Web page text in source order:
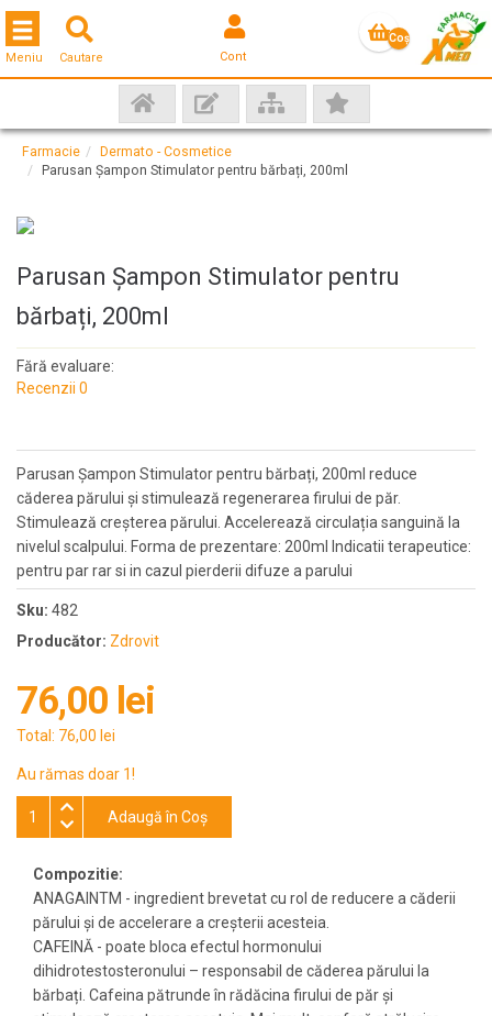
Cautare Cont
Coş
Toggle navigation
Meniu
Farmacie
Dermato - Cosmetice
Parusan Șampon Stimulator pentru bărbați, 200ml
Parusan Șampon Stimulator pentru
bărbați, 200ml
Fără evaluare:
Recenzii 0
Parusan Șampon Stimulator pentru bărbați, 200ml reduce
căderea părului și stimulează regenerarea firului de păr.
Stimulează creșterea părului. Accelerează circulația sanguină la
nivelul scalpului. Forma de prezentare: 200ml Indicatii terapeutice:
pentru par rar si in cazul pierderii difuze a parului
Sku: 482
Producător: Zdrovit
76,00 lei
Total: 76,00 lei
Au rămas doar 1!
Adaugă în Coş
Compozitie:
ANAGAINTM - ingredient brevetat cu rol de reducere a căderii
părului și de accelerare a creșterii acesteia.
CAFEINĂ - poate bloca efectul hormonului
dihidrotestosteronului – responsabil de căderea părului la
bărbați. Cafeina pătrunde în rădăcina firului de păr și